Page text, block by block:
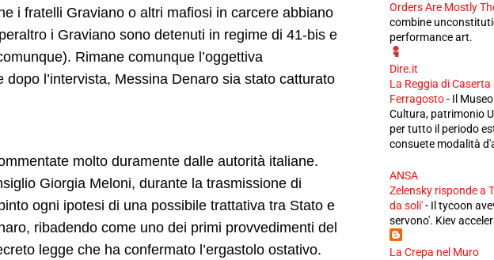
i fratelli Graviano o altri mafiosi in carcere abbiano
i Graviano sono detenuti in regime di 41-bis e
Rimane comunque l’oggettiva
l’intervista, Messina Denaro sia stato catturato
molto duramente dalle autorità italiane.
Giorgia Meloni, durante la trasmissione di
ogni ipotesi di una possibile trattativa tra Stato e
ribadendo come uno dei primi provvedimenti del
legge che ha confermato l’ergastolo ostativo.
Orders Are Mostly
combine
performance art.
Dire.it
La Reggia di
Ferragosto- Il
Cultura, patrimonio
per tutto il periodo
consuete modalità
ANSA
Zelensky risponde a
da soli'- Il tycoon
servono'. Kiev
La Crepa nel Muro